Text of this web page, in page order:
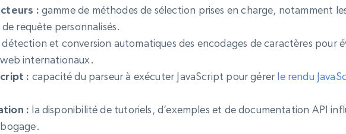
: gamme de méthodes de sélection prises en charge, notamment
requête personnalisés.
détection et conversion automatiques des encodages de caractères pour
internationaux.
: capacité du parseur à exécuter JavaScript pour gérer le rendu
: la disponibilité de tutoriels, d’exemples et de documentation API